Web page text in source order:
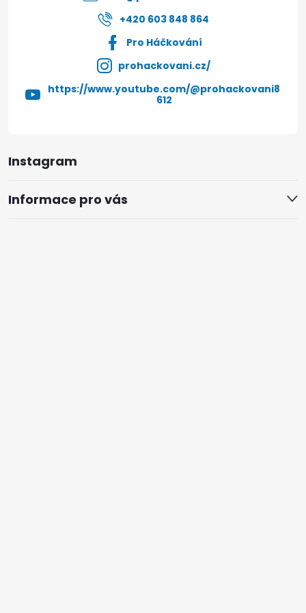
Instagram
Informace pro vás
+420 603 848 864
Pro Háčkování
prohackovani.cz/
https://www.youtube.com/@prohackovani8
612